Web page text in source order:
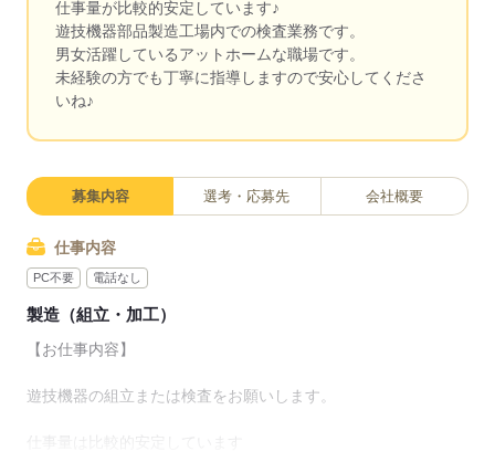
仕事量が比較的安定しています♪
遊技機器部品製造工場内での検査業務です。
男女活躍しているアットホームな職場です。
未経験の方でも丁寧に指導しますので安心してくださ
いね♪
募集内容 選考・応募先 会社概要
仕事内容
PC不要 電話なし
製造（組立・加工）
【お仕事内容】
遊技機器の組立または検査をお願いします。